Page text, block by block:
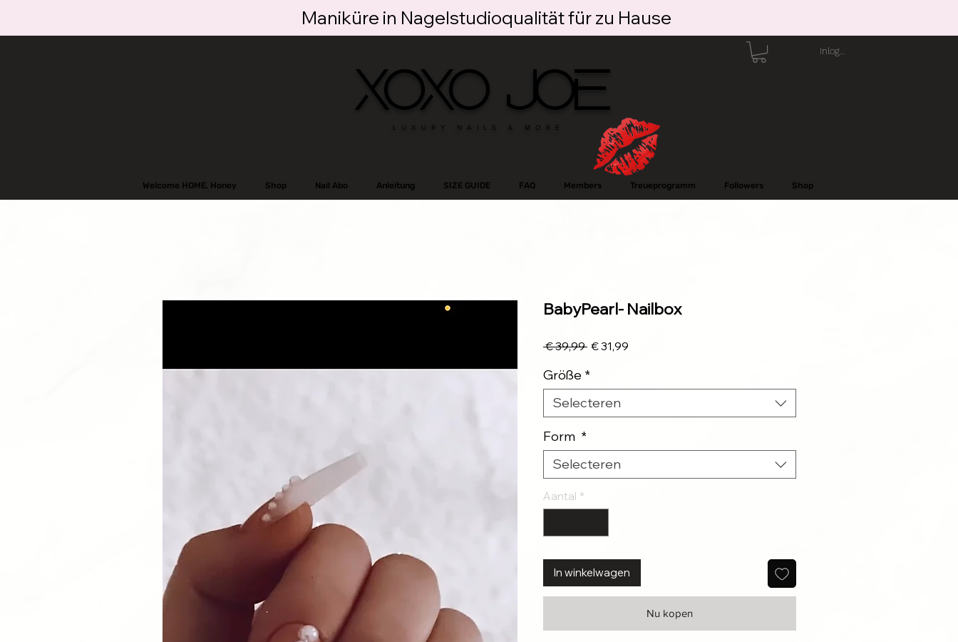
Maniküre in Nagelstudioqualität für zu Hause
XOXO JOE
LUXURY NAILS & MORE
Inloggen
Welcome HOME, Honey Shop Nail Abo Anleitung SIZE GUIDE FAQ Members Treueprogramm Followers Shop
BabyPearl- Nailbox
€ 39,99 Normale
€ 31,99
Größe *
Selecteren
Form *
Selecteren
Aantal *
In winkelwagen
Nu kopen